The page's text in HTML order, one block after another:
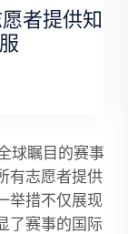
者提供知
球瞩目的赛事
有志愿者提供
举措不仅展现
了赛事的国际